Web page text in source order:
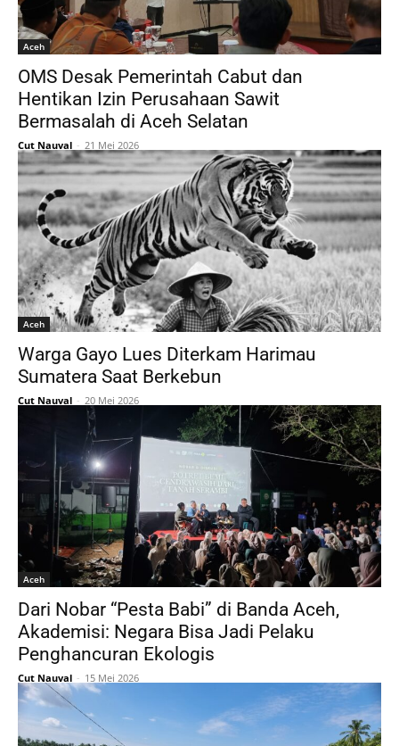
Aceh
OMS Desak Pemerintah Cabut dan
Hentikan Izin Perusahaan Sawit
Bermasalah di Aceh Selatan
Cut Nauval - 21 Mei 2026
Aceh
Warga Gayo Lues Diterkam Harimau
Sumatera Saat Berkebun
Cut Nauval - 20 Mei 2026
Aceh
Dari Nobar “Pesta Babi” di Banda Aceh,
Akademisi: Negara Bisa Jadi Pelaku
Penghancuran Ekologis
Cut Nauval - 15 Mei 2026